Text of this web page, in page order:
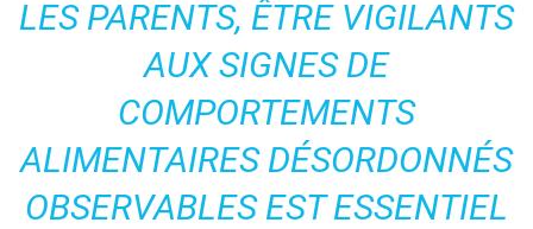
LES PARENTS, ÊTRE VIGILANTS
AUX SIGNES DE
COMPORTEMENTS
ALIMENTAIRES DÉSORDONNÉS
OBSERVABLES EST ESSENTIEL